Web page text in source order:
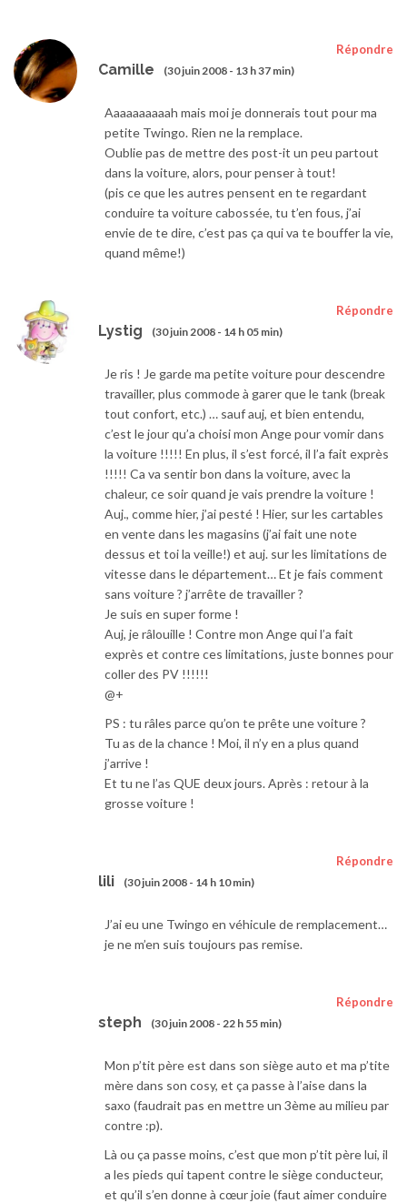
Camille (30 juin 2008 - 13 h 37 min)
Répondre
Aaaaaaaaaah mais moi je donnerais tout pour ma
petite Twingo. Rien ne la remplace.
Oublie pas de mettre des post-it un peu partout
dans la voiture, alors, pour penser à tout!
(pis ce que les autres pensent en te regardant
conduire ta voiture cabossée, tu t’en fous, j’ai
envie de te dire, c’est pas ça qui va te bouffer la vie,
quand même!)
Lystig (30 juin 2008 - 14 h 05 min)
Répondre
Je ris ! Je garde ma petite voiture pour descendre
travailler, plus commode à garer que le tank (break
tout confort, etc.) … sauf auj, et bien entendu,
c’est le jour qu’a choisi mon Ange pour vomir dans
la voiture !!!!! En plus, il s’est forcé, il l’a fait exprès
!!!!! Ca va sentir bon dans la voiture, avec la
chaleur, ce soir quand je vais prendre la voiture !
Auj., comme hier, j’ai pesté ! Hier, sur les cartables
en vente dans les magasins (j’ai fait une note
dessus et toi la veille!) et auj. sur les limitations de
vitesse dans le département… Et je fais comment
sans voiture ? j’arrête de travailler ?
Je suis en super forme !
Auj, je râlouille ! Contre mon Ange qui l’a fait
exprès et contre ces limitations, juste bonnes pour
coller des PV !!!!!!
@+
PS : tu râles parce qu’on te prête une voiture ?
Tu as de la chance ! Moi, il n’y en a plus quand
j’arrive !
Et tu ne l’as QUE deux jours. Après : retour à la
grosse voiture !
lili (30 juin 2008 - 14 h 10 min)
Répondre
J’ai eu une Twingo en véhicule de remplacement…
je ne m’en suis toujours pas remise.
steph (30 juin 2008 - 22 h 55 min)
Répondre
Mon p’tit père est dans son siège auto et ma p’tite
mère dans son cosy, et ça passe à l’aise dans la
saxo (faudrait pas en mettre un 3ème au milieu par
contre :p).
Là ou ça passe moins, c’est que mon p’tit père lui, il
a les pieds qui tapent contre le siège conducteur,
et qu’il s’en donne à cœur joie (faut aimer conduire